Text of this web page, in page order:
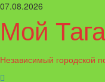
Перейти
содержимому
07.08.2026
Мой
Независимый городской